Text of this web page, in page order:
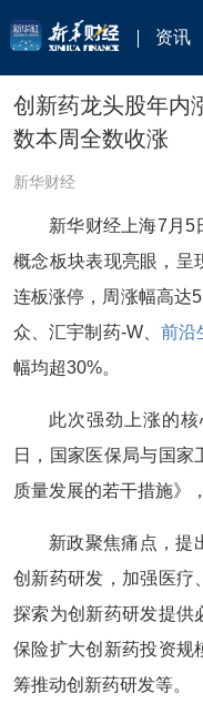
资讯
创新药龙头股年内
数本周全数收涨
新华财经
新华财经上海7月5
概念板块表现亮眼，呈
连板涨停，周涨幅高达
众、汇宇制药-W、 前沿
幅均超30%。
此次强劲上涨的核
日，国家医保局与国家
质量发展的若干措施》
新政聚焦痛点，提
创新药研发，加强医疗
探索为创新药研发提供
保险扩大创新药投资规
筹推动创新药研发等。